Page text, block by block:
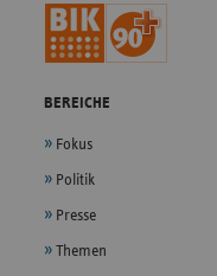
BEREICHE
Fokus
Politik
Presse
Themen